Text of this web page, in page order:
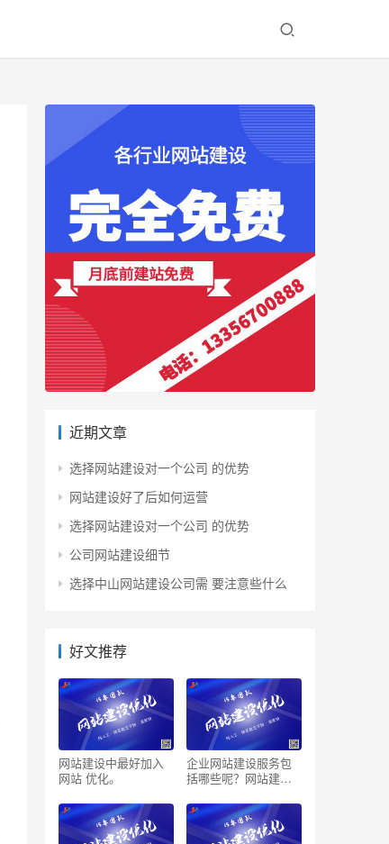
近期文章
选择网站建设对一个公司 的优势
网站建设好了后如何运营
选择网站建设对一个公司 的优势
公司网站建设细节
选择中山网站建设公司需 要注意些什么
好文推荐
网站建设中最好加入
网站 优化。
企业网站建设服务包
括哪些呢？网站建设